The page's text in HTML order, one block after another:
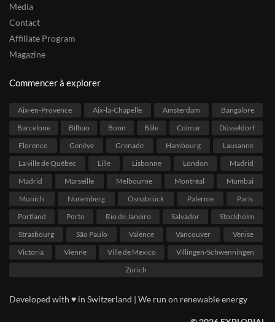
Media
Contact
Affiliate Program
Magazine
Commencer à explorer
Aix-en-Provence Aix-la-Chapelle Amsterdam
Bangalore
Barcelone
Bilbao Bonn Bâle Colmar
Düsseldorf
Florence
Genève Grenade Hambourg
Lausanne
La ville de Québec
Lille Lisbonne London
Madrid
Madrid
Marseille Melbourne Montréal
Mumbai
Munich
Nuremberg Osnabrück Palerme
Paris
Portland
Porto Rio de Janeiro Salvador
Stockholm
Strasbourg
São Paulo Valence Vancouver
Venise
Victoria
Vienne Ville de Mexico
Villingen-Schwenningen
Zurich
Developed with ♥ in Switzerland | We run on renewable energy